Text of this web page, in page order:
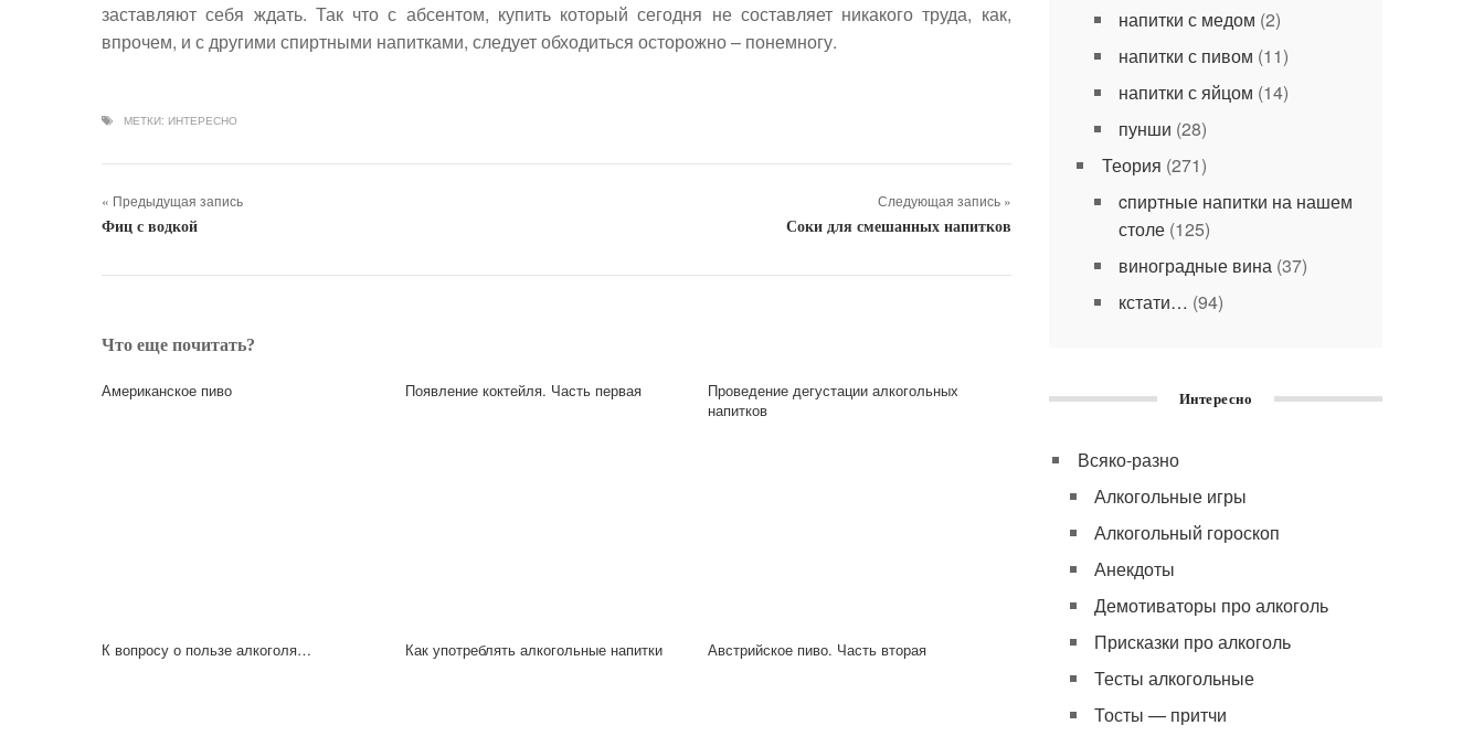
заставляют себя ждать. Так что с абсентом, купить который сегодня не составляет никакого труда, как,
впрочем, и с другими спиртными напитками, следует обходиться осторожно – понемногу.
МЕТКИ: ИНТЕРЕСНО
« Предыдущая запись
Фиц с водкой
Следующая запись »
Соки для смешанных напитков
Что еще почитать?
Американское пиво Появление коктейля. Часть первая
Проведение дегустации алкогольных
напитков
К вопросу о пользе алкоголя… Как употреблять алкогольные напитки Австрийское пиво. Часть вторая
напитки с медом (2)
напитки с пивом (11)
напитки с яйцом (14)
пунши (28)
Теория (271)
cпиртные напитки на нашем
столе(125)
виноградные вина(37)
кстати… (94)
Интересно
Всяко-разно
Алкогольные игры
Алкогольный гороскоп
Анекдоты
Демотиваторы про алкоголь
Присказки про алкоголь
Тесты алкогольные
Тосты — притчи